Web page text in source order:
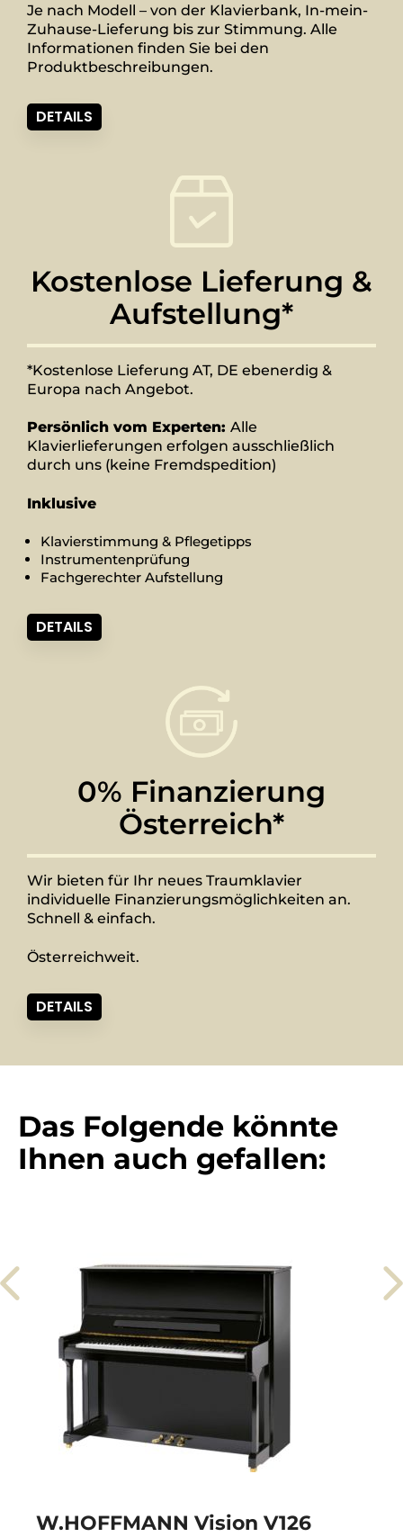
Je nach Modell – von der Klavierbank, In-mein-
Zuhause-Lieferung bis zur Stimmung. Alle
Informationen finden Sie bei den
Produktbeschreibungen.
DETAILS
Kostenlose Lieferung &
Aufstellung*
*Kostenlose Lieferung AT, DE ebenerdig &
Europa nach Angebot.
Persönlich vom Experten: Alle
Klavierlieferungen erfolgen ausschließlich
durch uns (keine Fremdspedition)
Inklusive
Klavierstimmung & Pflegetipps
Instrumentenprüfung
Fachgerechter Aufstellung
DETAILS
0% Finanzierung
Österreich*
Wir bieten für Ihr neues Traumklavier
individuelle Finanzierungsmöglichkeiten an.
Schnell & einfach.
Österreichweit.
DETAILS
Das Folgende könnte
Ihnen auch gefallen:
W.HOFFMANN Vision V126